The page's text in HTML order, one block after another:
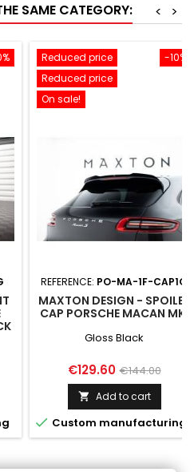
SAME CATEGORY: >
<
-10%
Reduced price
Reduced price
On sale!
REFERENCE: PO-MA-1F-CAP1G
MAXTON DESIGN - SPOILER
CAP PORSCHE MACAN MK1
Gloss Black
Price
€129.60 Regular
price
€144.00
 Add to cart
 Custom manufacturing